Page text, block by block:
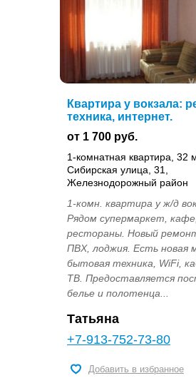
Квартира у вокзала:
техника, интернет.
от 1 700 руб.
1-комнатная квартира, 32
Сибирская улица, 31,
Железнодорожный район
1-комн. квартира у ж/д
Рядом супермаркет, кафе,
рестораны. Новый
ПВХ, лоджия. Есть новая
бытовая техника, WiFi,
ТВ. Предоставляется
белье и полотенца...
Татьяна
+7-913-752-73-80
Добавить в избранное